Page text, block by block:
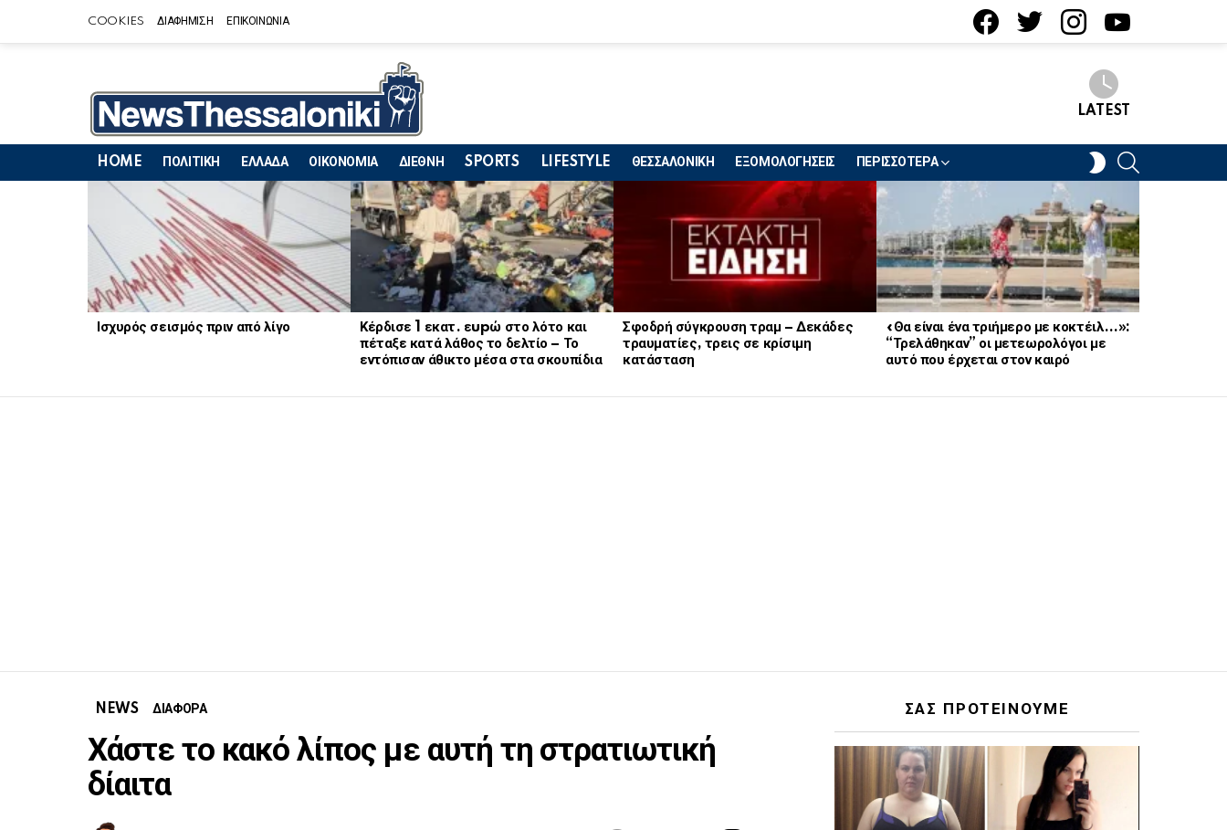
COOKIES ΔΙΑΦΗΜΙΣΗ ΕΠΙΚΟΙΝΩΝΙΑ
LATEST
HOME ΠΟΛΙΤΙΚΗ ΕΛΛΑΔΑ ΟΙΚΟΝΟΜΙΑ ΔΙΕΘΝΗ SPORTS LIFESTYLE ΘΕΣΣΑΛΟΝΙΚΗ ΕΞΟΜΟΛΟΓΗΣΕΙΣ ΠΕΡΙΣΣΟΤΕΡΑ
SWITCH
SKIN
LATEST
STORIES
Ισχυρός σεισμός πριν από λίγο
Κέρδισε 1 εκατ. εupώ στο λότο και
πέταξε κατά λάθος το δελτίο – Το
εντόπισαν άθικτο μέσα στα σκουπίδια
Σφοδρή σύγκρουση τραμ – Δεκάδες
τραυματίες, τρεις σε κρίσιμη
κατάσταση
«Θα είναι ένα τριήμερο με κοκτέιλ…»:
“Τρελάθηκαν” οι μετεωρολόγοι με
αυτό που έρχεται στον καιρό
NEWS ΔΙΑΦΟΡΑ
Χάστε το κακό λίπος με αυτή τη στρατιωτική
δίαιτα
ΣΑΣ ΠΡΟΤΕΙΝΟΥΜΕ